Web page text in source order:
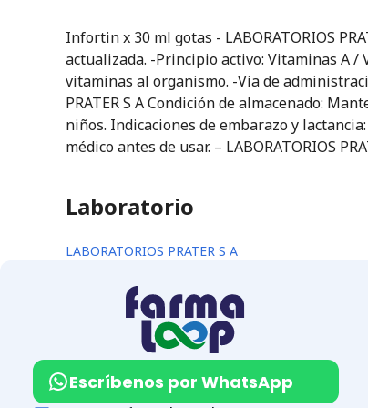
Infortin x 30 ml gotas - LABORATORIOS
actualizada. -Principio activo: Vitaminas A
vitaminas al organismo. -Vía de
PRATER S A Condición de almacenado:
niños. Indicaciones de embarazo y
médico antes de usar. – LABORATORIOS
Laboratorio
LABORATORIOS PRATER S A
Escríbenos por WhatsApp